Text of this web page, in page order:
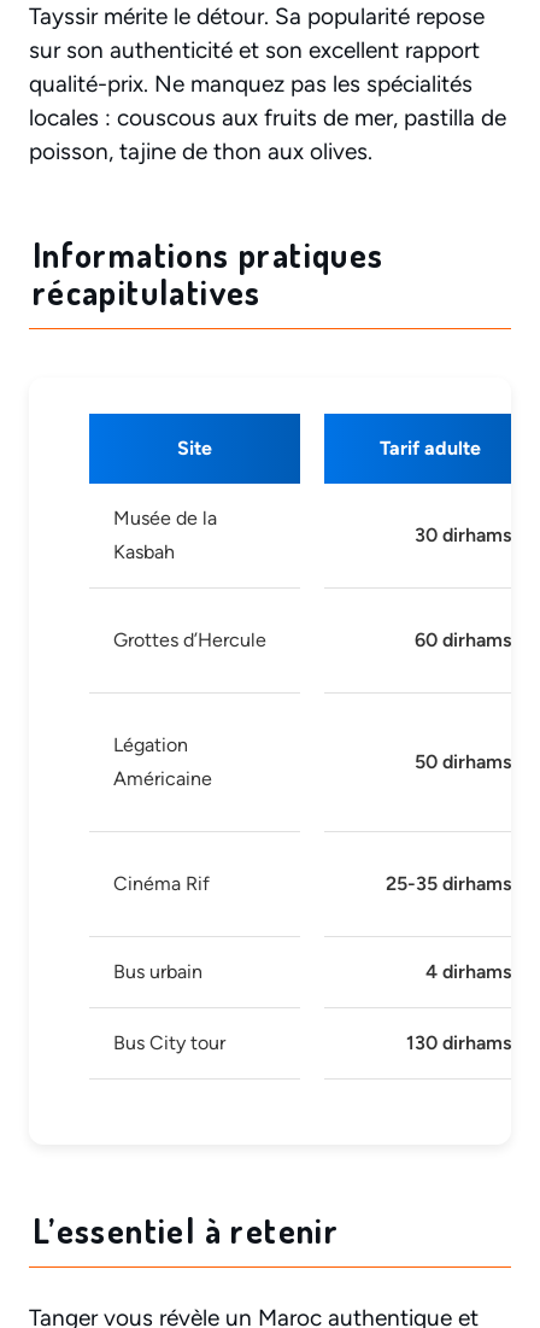
Tayssir mérite le détour. Sa popularité repose
sur son authenticité et son excellent rapport
qualité-prix. Ne manquez pas les spécialités
locales : couscous aux fruits de mer, pastilla de
poisson, tajine de thon aux olives.
Informations pratiques
récapitulatives
Site Tarif adulte
Musée de la
Kasbah
30 dirhams
Grottes d’Hercule 60 dirhams
Légation
Américaine
50 dirhams
Cinéma Rif 25-35 dirhams
Bus urbain 4 dirhams
Bus City tour 130 dirhams
L’essentiel à retenir
Tanger vous révèle un Maroc authentique et